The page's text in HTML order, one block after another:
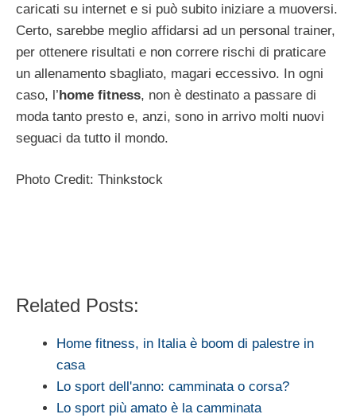
caricati su internet e si può subito iniziare a muoversi.
Certo, sarebbe meglio affidarsi ad un personal trainer,
per ottenere risultati e non correre rischi di praticare
un allenamento sbagliato, magari eccessivo. In ogni
caso, l’home fitness, non è destinato a passare di
moda tanto presto e, anzi, sono in arrivo molti nuovi
seguaci da tutto il mondo.
Photo Credit: Thinkstock
Related Posts:
Home fitness, in Italia è boom di palestre in
casa
Lo sport dell'anno: camminata o corsa?
Lo sport più amato è la camminata